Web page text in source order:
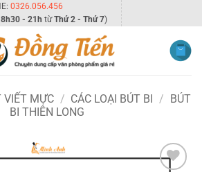
0326.056.456
8h30 - 21h từThứ 2 - Thứ 7)
VIẾT MỰC / CÁC LOẠI BÚT BI / BÚT
BI THIÊN LONG